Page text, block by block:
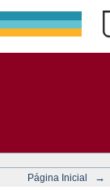
Página Inicial →